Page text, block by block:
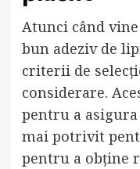
Atunci când
bun adeziv de
criterii de
considerare.
pentru a asigura
mai potrivit
pentru a obține